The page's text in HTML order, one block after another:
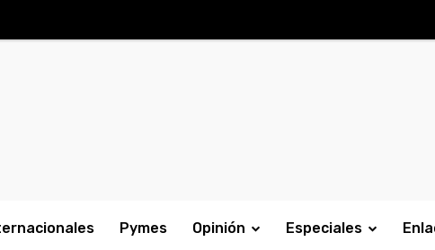
Pymes Opinión Especiales